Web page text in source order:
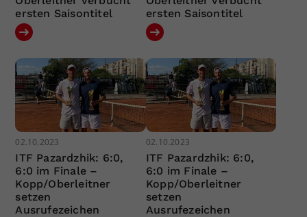
ersten Saisontitel
ersten Saisontitel
02.10.2023
ITF Pazardzhik: 6:0,
6:0 im Finale –
Kopp/Oberleitner
setzen
Ausrufezeichen
02.10.2023
ITF Pazardzhik: 6:0,
6:0 im Finale –
Kopp/Oberleitner
setzen
Ausrufezeichen